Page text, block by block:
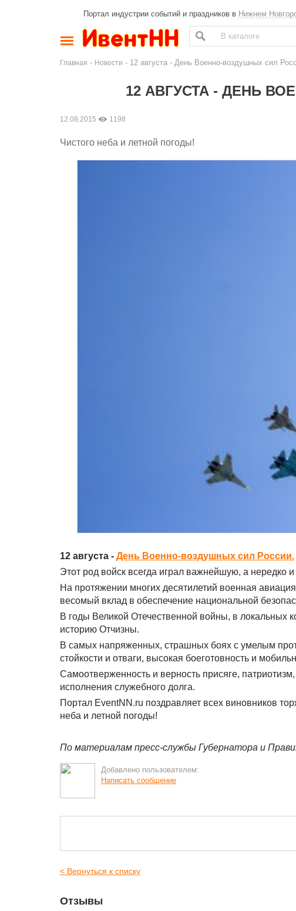
Портал индустрии событий и праздников в Нижнем
Главная - Новости - 12 августа - День Военно-воздушных сил
12 АВГУСТА - ДЕНЬ
12.08.2015 1198
Чистого неба и летной погоды!
12 августа - День Военно-воздушных сил России.
Этот род войск всегда играл важнейшую, а
На протяжении многих десятилетий военная
весомый вклад в обеспечение национальной
В годы Великой Отечественной войны, в локальных
историю Отчизны.
В самых напряженных, страшных боях с умелым
стойкости и отваги, высокая боеготовность и
Самоотверженность и верность присяге,
исполнения служебного долга.
Портал EventNN.ru поздравляет всех виновников
неба и летной погоды!
По материалам пресс-службы Губернатора и
Добавлено пользователем:
Написать сообщение
< Вернуться к списку
Отзывы